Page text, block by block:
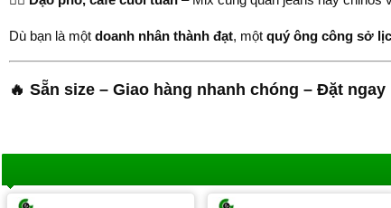
Dù bạn là một doanh nhân thành đạt, một quý ông công sở
🔥 Sẵn size – Giao hàng nhanh chóng – Đặt ngay